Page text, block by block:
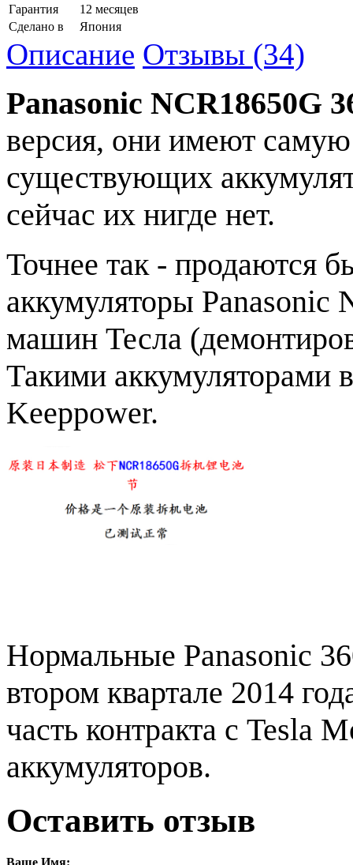
Гарантия
12 месяцев
Сделано в
Япония
Описание Отзывы (34)
Panasonic NCR18650G
версия, они имеют
существующих
сейчас их нигде нет.
Точнее так - продаются
аккумуляторы Panasonic
машин Тесла
Такими аккумуляторами
Keeppower.
Нормальные Panasonic
втором квартале 2014
часть контракта с Tesla
аккумуляторов.
Оставить отзыв